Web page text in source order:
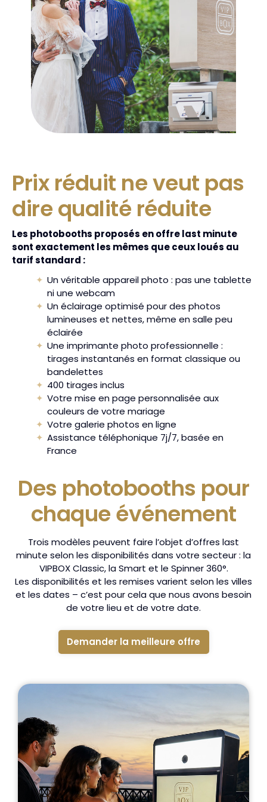
Prix réduit ne veut pas
dire qualité réduite
Les photobooths proposés en offre last minute
sont exactement les mêmes que ceux loués au
tarif standard :
Un véritable appareil photo : pas une tablette
ni une webcam
Un éclairage optimisé pour des photos
lumineuses et nettes, même en salle peu
éclairée
Une imprimante photo professionnelle :
tirages instantanés en format classique ou
bandelettes
400 tirages inclus
Votre mise en page personnalisée aux
couleurs de votre mariage
Votre galerie photos en ligne
Assistance téléphonique 7j/7, basée en
France
Des photobooths pour
chaque événement
Trois modèles peuvent faire l’objet d’offres last
minute selon les disponibilités dans votre secteur : la
VIPBOX Classic, la Smart et le Spinner 360°.
Les disponibilités et les remises varient selon les villes
et les dates – c’est pour cela que nous avons besoin
de votre lieu et de votre date.
Demander la meilleure offre